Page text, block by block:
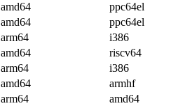
amd64
ppc64el
amd64
ppc64el
arm64
i386
amd64
riscv64
arm64
i386
amd64
armhf
arm64
amd64